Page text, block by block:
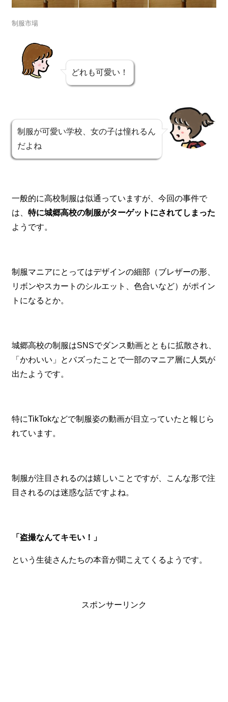
制服市場
どれも可愛い！
制服が可愛い学校、女の子は憧れるん
だよね
一般的に高校制服は似通っていますが、今回の事件で
は、 特に城郷高校の制服がターゲットにされてしまった
ようです。
制服マニアにとってはデザインの細部（ブレザーの形、
リボンやスカートのシルエット、色合いなど）がポイン
トになるとか。
城郷高校の制服はSNSでダンス動画とともに拡散され、
「かわいい」とバズったことで一部のマニア層に人気が
出たようです。
特にTikTokなどで制服姿の動画が目立っていたと報じら
れています。
制服が注目されるのは嬉しいことですが、こんな形で注
目されるのは迷惑な話ですよね。
「盗撮なんてキモい！」
という生徒さんたちの本音が聞こえてくるようです。
スポンサーリンク